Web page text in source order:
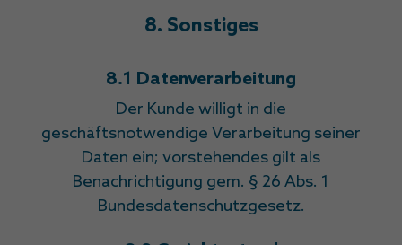
8. Sonstiges
8.1 Datenverarbeitung
Der Kunde willigt in die
geschäftsnotwendige Verarbeitung seiner
Daten ein; vorstehendes gilt als
Benachrichtigung gem. § 26 Abs. 1
Bundesdatenschutzgesetz.